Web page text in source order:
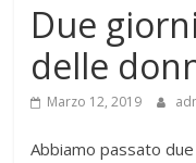
Due
delle
Marzo 12, 2019
Abbiamo passato